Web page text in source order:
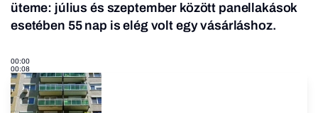
üteme: július és szeptember között panellakások
esetében 55 nap is elég volt egy vásárláshoz.
00:00
00:08